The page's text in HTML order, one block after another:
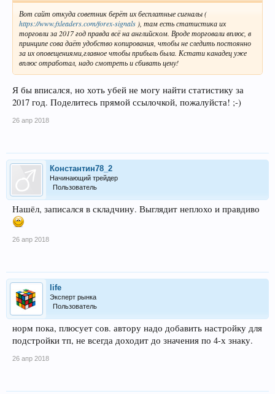
Вот сайт откуда советник берёт их бесплатные сигналы (
https://www.fxleaders.com/forex-signals ), там есть статистика их
торговли за 2017 год правда всё на английском. Вроде торговали вплюс, в
принципе сова даёт удобство копирования, чтобы не следить постоянно
за их оповещениями,главное чтобы прибыль была. Кстати канадец уже
вплюс отработал, надо смотреть и сбивать цену!
Я бы вписался, но хоть убей не могу найти статистику за
2017 год. Поделитесь прямой ссылочкой, пожалуйста! ;-)
26 апр 2018
Константин78_2
Начинающий трейдер
Пользователь
Нашёл, записался в складчину. Выглядит неплохо и правдиво
26 апр 2018
life
Эксперт рынка
Пользователь
норм пока, плюсует сов. автору надо добавить настройку для
подстройки тп, не всегда доходит до значения по 4-х знаку.
26 апр 2018